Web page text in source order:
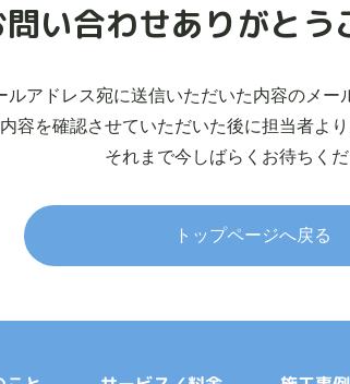
問い合わせありがとう
アドレス宛に送信いただいた内容のメー
内容を確認させていただいた後に担当者より
それまで今しばらくお待ちくだ
トップページへ戻る